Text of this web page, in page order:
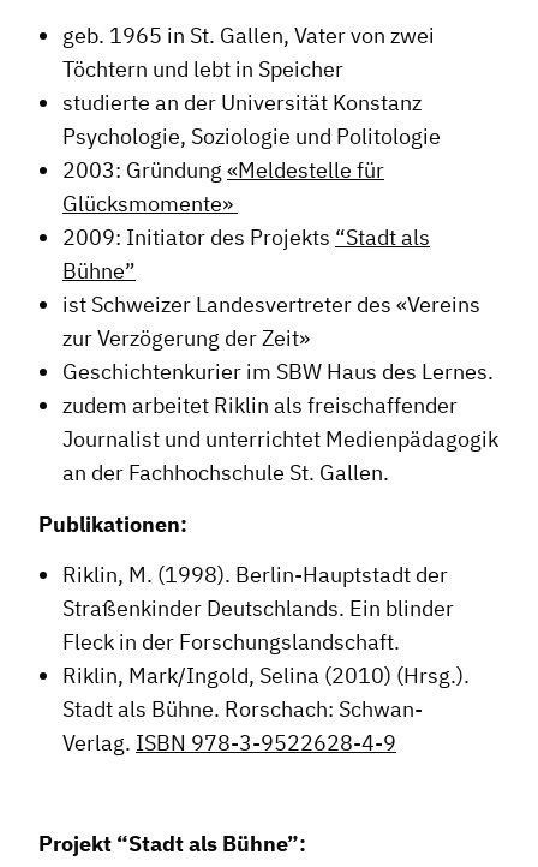
Vorstand
Mitglieder
Vorteile für Mitglieder
Veranstaltungen
Formate
Handlungsräume
geb. 1965 in St. Gallen, Vater von zwei
Töchtern und lebt in Speicher
studierte an der Universität Konstanz
Psychologie, Soziologie und Politologie
2003: Gründung «Meldestelle für
Glücksmomente»
2009: Initiator des Projekts “Stadt als
Bühne”
ist Schweizer Landesvertreter des «Vereins
zur Verzögerung der Zeit»
Geschichtenkurier im SBW Haus des Lernes.
zudem arbeitet Riklin als freischaffender
Journalist und unterrichtet Medienpädagogik
an der Fachhochschule St. Gallen.
Publikationen:
Riklin, M. (1998). Berlin-Hauptstadt der
Straßenkinder Deutschlands. Ein blinder
Fleck in der Forschungslandschaft.
Riklin, Mark/Ingold, Selina (2010) (Hrsg.).
Stadt als Bühne. Rorschach: Schwan-
Verlag. ISBN 978-3-9522628-4-9
Projekt “Stadt als Bühne”: